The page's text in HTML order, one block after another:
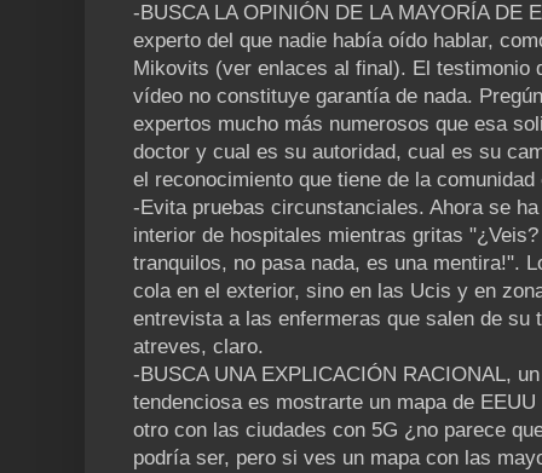
-BUSCA LA OPINIÓN DE LA MAYORÍA DE
experto del que nadie había oído hablar,
Mikovits (ver enlaces al final). El testimonio
vídeo no constituye garantía de nada.
expertos mucho más numerosos que esa
doctor y cual es su autoridad, cual es su
el reconocimiento que tiene de la
-Evita pruebas circunstanciales. Ahora se
interior de hospitales mientras gritas
tranquilos, no pasa nada, es una mentira!".
cola en el exterior, sino en las Ucis y en
entrevista a las enfermeras que salen de su
atreves, claro.
-BUSCA UNA EXPLICACIÓN RACIONAL,
tendenciosa es mostrarte un mapa de
otro con las ciudades con 5G ¿no parece
podría ser, pero si ves un mapa con las